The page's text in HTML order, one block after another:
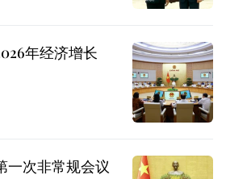
年经济增长
一次非常规会议